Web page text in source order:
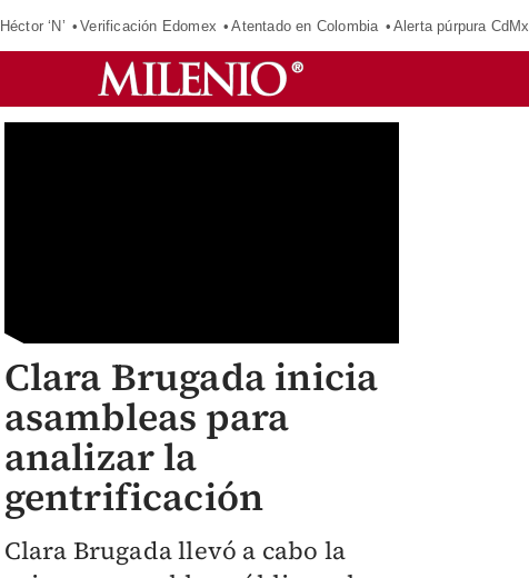
Héctor ‘N’ Verificación Edomex Atentado en Colombia Alerta púrpura CdMx
Clara Brugada inicia
asambleas para
analizar la
gentrificación
Clara Brugada llevó a cabo la